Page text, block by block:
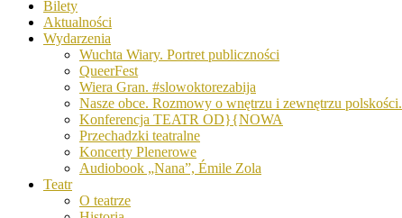
Polski
Poznaniu
Bilety
Aktualności
Wydarzenia
Wuchta Wiary. Portret publiczności
QueerFest
Wiera Gran. #slowoktorezabija
Nasze obce. Rozmowy o wnętrzu i zewnętrzu polskości.
Konferencja TEATR OD}{NOWA
Przechadzki teatralne
Koncerty Plenerowe
Audiobook „Nana”, Émile Zola
Teatr
O teatrze